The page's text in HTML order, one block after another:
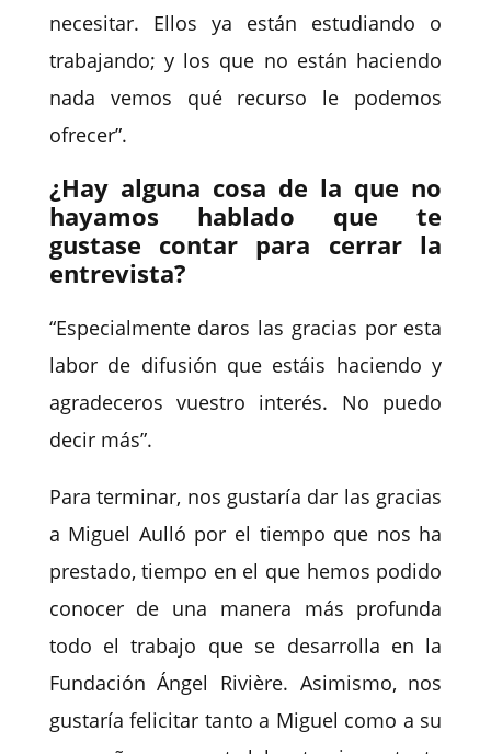
necesitar. Ellos ya están estudiando o
trabajando; y los que no están haciendo
nada vemos qué recurso le podemos
ofrecer”.
¿Hay alguna cosa de la que no
hayamos hablado que te
gustase contar para cerrar la
entrevista?
“Especialmente daros las gracias por esta
labor de difusión que estáis haciendo y
agradeceros vuestro interés. No puedo
decir más”.
Para terminar, nos gustaría dar las gracias
a Miguel Aulló por el tiempo que nos ha
prestado, tiempo en el que hemos podido
conocer de una manera más profunda
todo el trabajo que se desarrolla en la
Fundación Ángel Rivière. Asimismo, nos
gustaría felicitar tanto a Miguel como a su